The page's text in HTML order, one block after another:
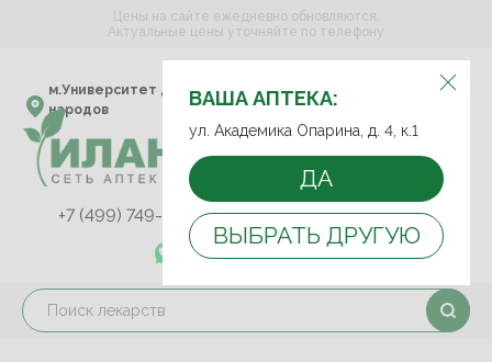
ВЫБЕРИТЕ АПТЕКУ:
м.Университет дружбы
народов
ул. Академика Опарина,
д. 4, к.1
ВАША АПТЕКА:
ул. Академика Опарина, д. 4, к.1
ДА
ВЫБРАТЬ ДРУГУЮ
Цены на сайте ежедневно обновляются.
Актуальные цены уточняйте по телефону
+7 (499) 749-75-92
+7 (499) 749-74-89
+7 (989) 579-78-73